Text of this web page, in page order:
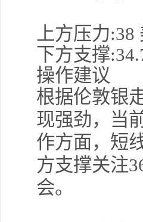
上方压力:38
下方支撑:
操作建议
根据伦敦银
现强劲，当
作方面，短
方支撑关注
会。